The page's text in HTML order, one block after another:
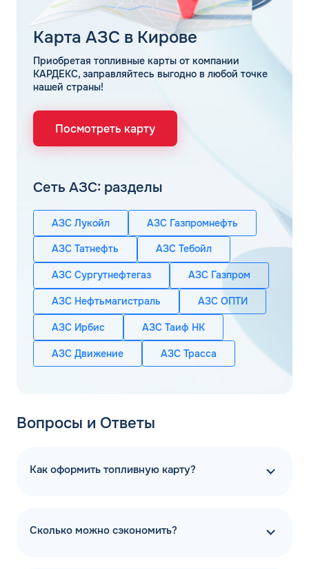
Карта АЗС в Кирове
Приобретая топливные карты от компании
КАРДЕКС, заправляйтесь выгодно в любой точке
нашей страны!
Посмотреть карту
Сеть АЗС: разделы
АЗС Лукойл АЗС Газпромнефть
АЗС Татнефть АЗС Тебойл
АЗС Сургутнефтегаз АЗС Газпром
АЗС Нефтьмагистраль АЗС ОПТИ
АЗС Ирбис АЗС Таиф НК
АЗС Движение АЗС Трасса
Вопросы и Ответы
Как оформить топливную карту?
Сколько можно сэкономить?